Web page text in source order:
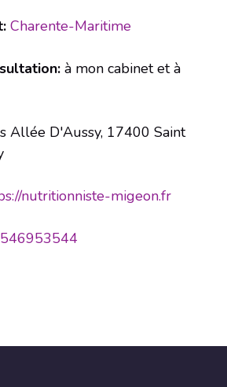
Charente-Maritime
à mon cabinet et à
Allée D'Aussy, 17400 Saint
nutritionniste-migeon.fr